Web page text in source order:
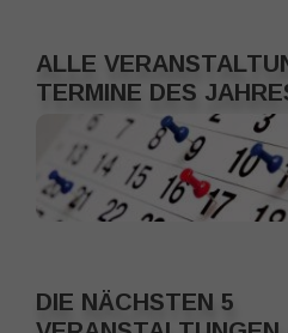
ALLE
TERMINE DES
DIE NÄCHSTEN 5